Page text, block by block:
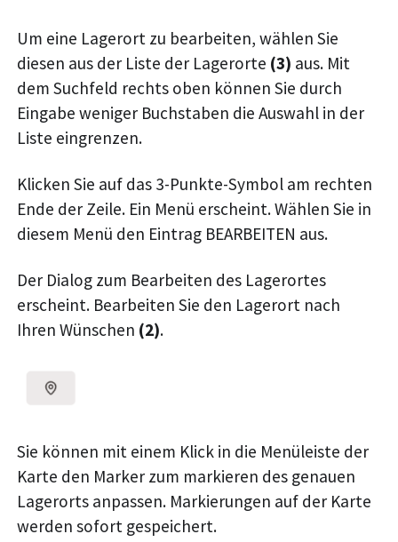
Um eine Lagerort zu bearbeiten, wählen Sie
diesen aus der Liste der Lagerorte (3) aus. Mit
dem Suchfeld rechts oben können Sie durch
Eingabe weniger Buchstaben die Auswahl in der
Liste eingrenzen.
Klicken Sie auf das 3-Punkte-Symbol am rechten
Ende der Zeile. Ein Menü erscheint. Wählen Sie in
diesem Menü den Eintrag BEARBEITEN aus.
Der Dialog zum Bearbeiten des Lagerortes
erscheint. Bearbeiten Sie den Lagerort nach
Ihren Wünschen (2).
Sie können mit einem Klick in die Menüleiste der
Karte den Marker zum markieren des genauen
Lagerorts anpassen. Markierungen auf der Karte
werden sofort gespeichert.